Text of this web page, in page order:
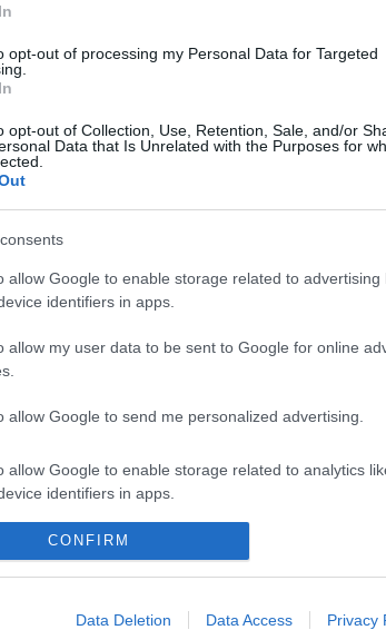
opt-out of processing my Personal Data for Targeted
opt-out of Collection, Use, Retention, Sale, and/or
Data that Is Unrelated with the Purposes for
allow Google to enable storage related to advertising
identifiers in apps.
allow my user data to be sent to Google for online
allow Google to send me personalized advertising.
allow Google to enable storage related to analytics
identifiers in apps.
allow Google to enable storage related to
allow Google to enable storage related to
CONFIRM
Data Deletion Data Access Privacy
is.
Hamiltontól és Verstappentől tanult
Steiner szerint mintha egy Cadillacben ülne
miatt
Bulltól
megszerzéséért